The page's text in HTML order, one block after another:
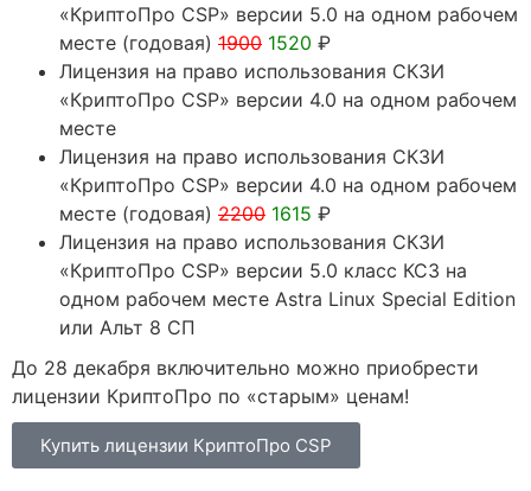
«КриптоПро CSP» версии 5.0 на одном рабочем
месте (годовая) 1900 1520 ₽
Лицензия на право использования СКЗИ
«КриптоПро CSP» версии 4.0 на одном рабочем
месте
Лицензия на право использования СКЗИ
«КриптоПро CSP» версии 4.0 на одном рабочем
месте (годовая) 2200 1615 ₽
Лицензия на право использования СКЗИ
«КриптоПро CSP» версии 5.0 класс КСЗ на
одном рабочем месте Astra Linux Special Edition
или Альт 8 СП
До 28 декабря включительно можно приобрести
лицензии КриптоПро по «старым» ценам!
Купить лицензии КриптоПро CSP